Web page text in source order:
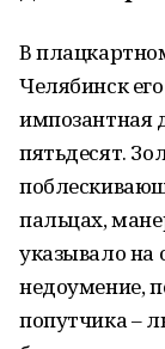
В
Челябинск
импозантная
пятьдесят.
пальцах,
указывало на
недоумение,
попутчика –